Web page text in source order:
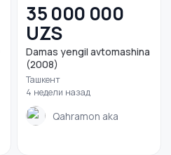
35 000 000
UZS
Damas yengil avtomashina
(2008)
Ташкент
4 недели назад
Qahramon aka